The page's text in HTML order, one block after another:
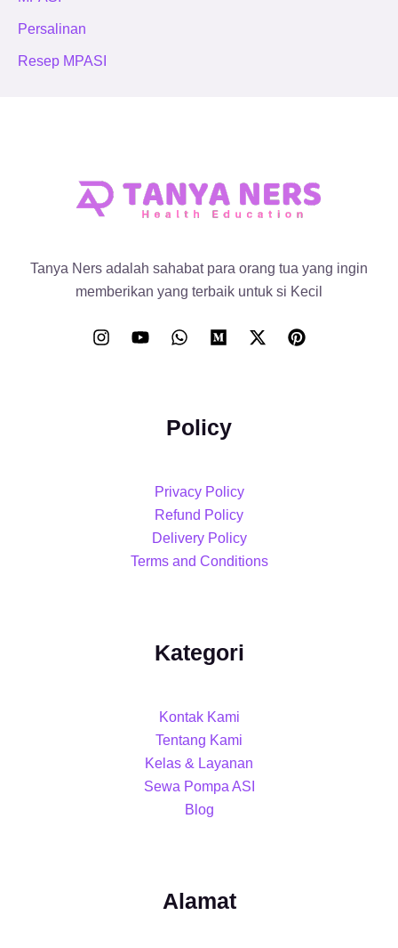
Persalinan
Resep MPASI
Tanya Ners adalah sahabat para orang tua yang ingin
memberikan yang terbaik untuk si Kecil
Policy
Privacy Policy
Refund Policy
Delivery Policy
Terms and Conditions
Kategori
Kontak Kami
Tentang Kami
Kelas & Layanan
Sewa Pompa ASI
Blog
Alamat